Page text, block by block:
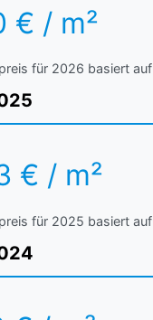
€ / m²
für 2026 basiert auf
€ / m²
für 2025 basiert auf